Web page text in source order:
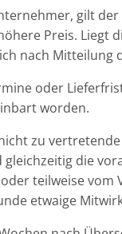
gilt
Preis. Liegt
nach Mitteilung
oder
worden.
zu
die
teilweise vom
etwaige